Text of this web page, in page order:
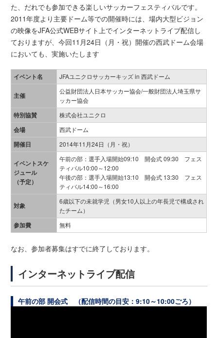
た、だれでも参加できる楽しいサッカーフェスティバルです。
2011年度より主要ドーム等での開催時には、場内大型ビジョン
の映像をJFA公式WEBサイト上でインターネットライブ配信し
ておりますが、今回11月24日（月・祝）開催の西武ドーム会場
においても、実施いたします
イベント名 JFAユニクロサッカーキッズ in 西武ドーム
主催
公益財団法人日本サッカー協会/一般財団法人埼玉県サ
ッカー協会
特別協賛 株式会社ユニクロ
会場 西武ドーム
開催日 2014年11月24日（月・祝）
イベントスケ
ジュール
（予定）
午前の部：選手入場開始09:10 開会式 09:30 フェス
ティバル10:00～12:00
午後の部：選手入場開始13:10 開会式 13:30 フェス
ティバル14:00～16:00
対象
6歳以下の未就学児（男女10人以上の年長児で構成され
たチーム）
参加費 無料
なお、参加者募集はすでに終了しております。
インターネットライブ配信
午前の部 開会式 （配信時間の目安：9:10～10:00ごろ）